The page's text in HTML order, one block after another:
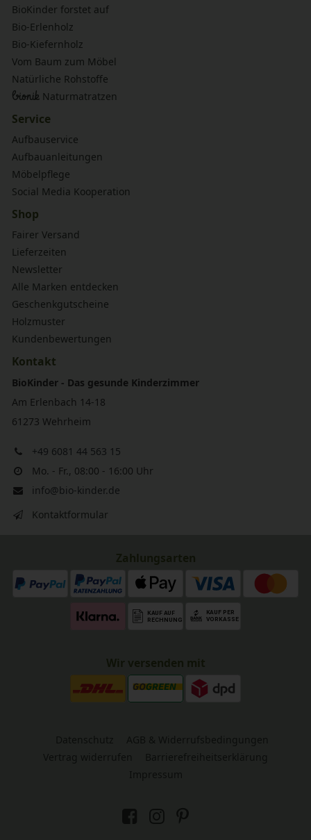
BioKinder forstet auf
Bio-Erlenholz
Bio-Kiefernholz
Vom Baum zum Möbel
Natürliche Rohstoffe
bionik Naturmatratzen
Service
Aufbauservice
Aufbauanleitungen
Möbelpflege
Social Media Kooperation
Shop
Fairer Versand
Lieferzeiten
Newsletter
Alle Marken entdecken
Geschenkgutscheine
Holzmuster
Kundenbewertungen
Kontakt
BioKinder - Das gesunde Kinderzimmer
Am Erlenbach 14-18
61273 Wehrheim
+49 6081 44 563 15
Mo. - Fr., 08:00 - 16:00 Uhr
info@bio-kinder.de
Kontaktformular
Zahlungsarten
Wir versenden mit